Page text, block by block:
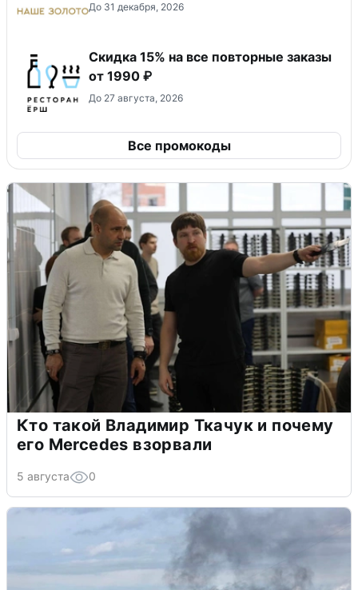
До 31 декабря, 2026
Скидка 15% на все повторные заказы
от 1990 ₽
До 27 августа, 2026
Все промокоды
Кто такой Владимир Ткачук и почему
его Mercedes взорвали
5 августа 0